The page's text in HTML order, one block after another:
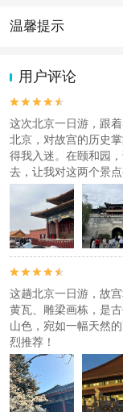
温馨提示
动（如跳伞、潜水、
2.为普及旅游安全知
特制定《去哪儿网旅游
用户评论


这次北京一日游，跟
北京，对故宫的历史
得我入迷。在颐和园
去，让我对这两个景点


这趟北京一日游，故
黄瓦、雕梁画栋，是
山色，宛如一幅天然
烈推荐！